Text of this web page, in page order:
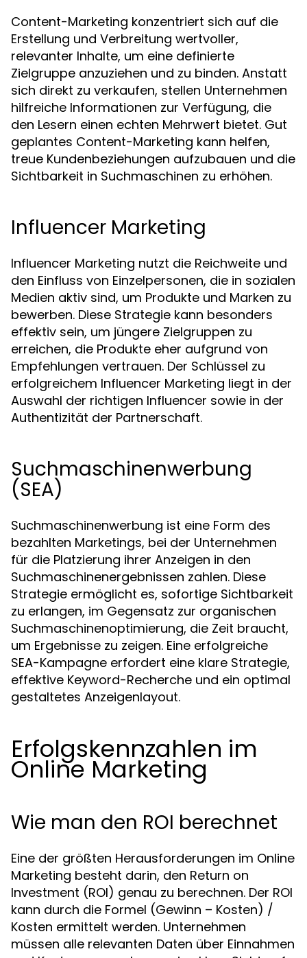
Content-Marketing konzentriert sich auf die
Erstellung und Verbreitung wertvoller,
relevanter Inhalte, um eine definierte
Zielgruppe anzuziehen und zu binden. Anstatt
sich direkt zu verkaufen, stellen Unternehmen
hilfreiche Informationen zur Verfügung, die
den Lesern einen echten Mehrwert bietet. Gut
geplantes Content-Marketing kann helfen,
treue Kundenbeziehungen aufzubauen und die
Sichtbarkeit in Suchmaschinen zu erhöhen.
Influencer Marketing
Influencer Marketing nutzt die Reichweite und
den Einfluss von Einzelpersonen, die in sozialen
Medien aktiv sind, um Produkte und Marken zu
bewerben. Diese Strategie kann besonders
effektiv sein, um jüngere Zielgruppen zu
erreichen, die Produkte eher aufgrund von
Empfehlungen vertrauen. Der Schlüssel zu
erfolgreichem Influencer Marketing liegt in der
Auswahl der richtigen Influencer sowie in der
Authentizität der Partnerschaft.
Suchmaschinenwerbung
(SEA)
Suchmaschinenwerbung ist eine Form des
bezahlten Marketings, bei der Unternehmen
für die Platzierung ihrer Anzeigen in den
Suchmaschinenergebnissen zahlen. Diese
Strategie ermöglicht es, sofortige Sichtbarkeit
zu erlangen, im Gegensatz zur organischen
Suchmaschinenoptimierung, die Zeit braucht,
um Ergebnisse zu zeigen. Eine erfolgreiche
SEA-Kampagne erfordert eine klare Strategie,
effektive Keyword-Recherche und ein optimal
gestaltetes Anzeigenlayout.
Erfolgskennzahlen im
Online Marketing
Wie man den ROI berechnet
Eine der größten Herausforderungen im Online
Marketing besteht darin, den Return on
Investment (ROI) genau zu berechnen. Der ROI
kann durch die Formel (Gewinn – Kosten) /
Kosten ermittelt werden. Unternehmen
müssen alle relevanten Daten über Einnahmen